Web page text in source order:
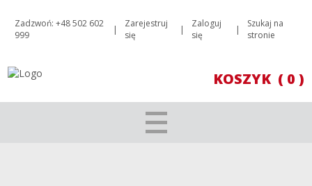
Zadzwoń: +48 502 602
999
|
Zarejestruj
się
|
Zaloguj
się
|
Szukaj na
stronie
KOSZYK ( 0 )